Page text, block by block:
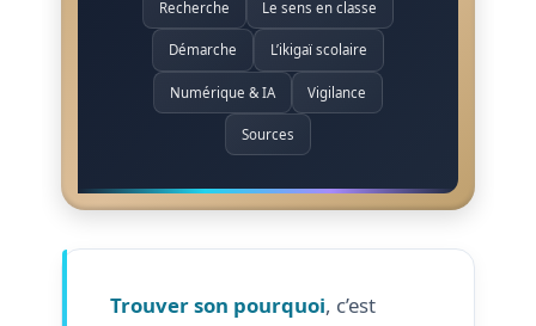
Recherche Le sens en classe
Démarche L’ikigaï scolaire
Numérique & IA Vigilance
Sources
Trouver son pourquoi, c’est